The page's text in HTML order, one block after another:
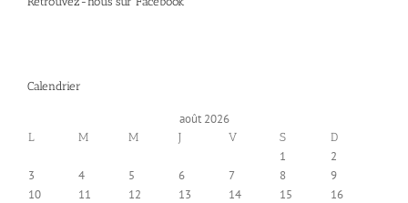
Calendrier
août 2026
L M M J V S D
1
2
3
4 5 6 7 8
9
10
11 12 13 14 15
16